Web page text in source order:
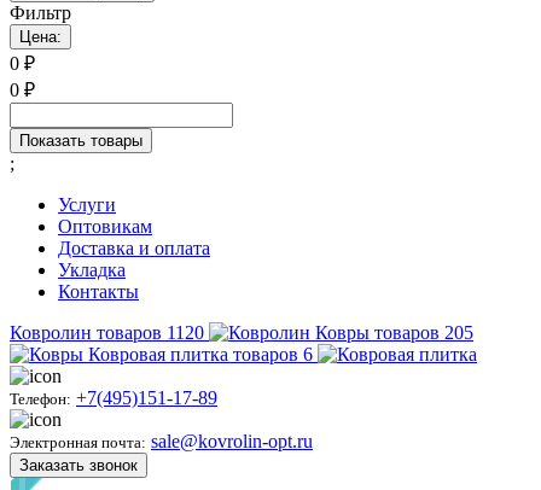
Фильтр
Цена:
0 ₽
0 ₽
Показать товары
;
Услуги
Оптовикам
Доставка и оплата
Укладка
Контакты
Ковролин товаров 1120 Ковры товаров 205
Ковровая плитка товаров 6
Телефон: +7(495)151-17-89
Электронная почта: sale@kovrolin-opt.ru
Заказать звонок